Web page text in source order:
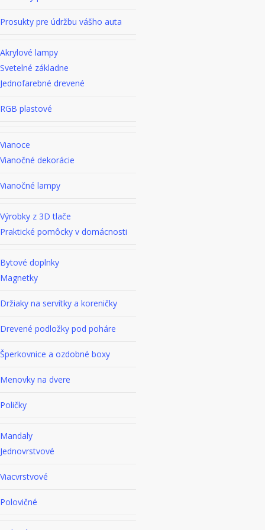
Prosukty pre údržbu vášho auta
Akrylové lampy
Svetelné základne
Jednofarebné drevené
RGB plastové
Vianoce
Vianočné dekorácie
Vianočné lampy
Výrobky z 3D tlače
Praktické pomôcky v domácnosti
Bytové doplnky
Magnetky
Držiaky na servítky a koreničky
Drevené podložky pod poháre
Šperkovnice a ozdobné boxy
Menovky na dvere
Poličky
Mandaly
Jednovrstvové
Viacvrstvové
Polovičné